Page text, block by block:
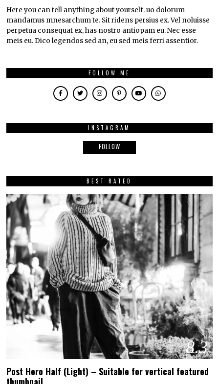
Here you can tell anything about yourself. uo dolorum
mandamus mnesarchum te. Sit ridens persius ex. Vel noluisse
perpetua consequat ex, has nostro antiopam eu. Nec esse
meis eu. Dico legendos sed an, eu sed meis ferri assentior.
FOLLOW ME
INSTAGRAM
FOLLOW
BEST RATED
8.3
Post Hero Half (Light) – Suitable for vertical featured